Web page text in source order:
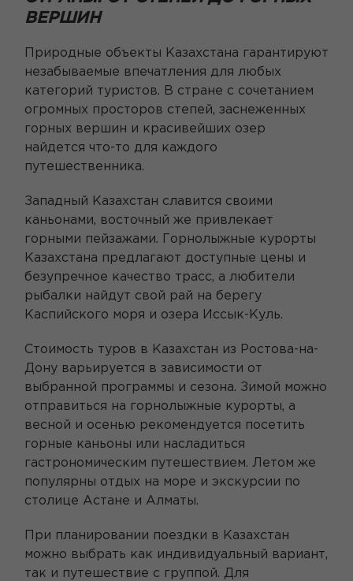
ВЕРШИН
Природные объекты Казахстана гарантируют
незабываемые впечатления для любых
категорий туристов. В стране с сочетанием
огромных просторов степей, заснеженных
горных вершин и красивейших озер
найдется что-то для каждого
путешественника.
Западный Казахстан славится своими
каньонами, восточный же привлекает
горными пейзажами. Горнолыжные курорты
Казахстана предлагают доступные цены и
безупречное качество трасс, а любители
рыбалки найдут свой рай на берегу
Каспийского моря и озера Иссык-Куль.
Стоимость туров в Казахстан из Ростова-на-
Дону варьируется в зависимости от
выбранной программы и сезона. Зимой можно
отправиться на горнолыжные курорты, а
весной и осенью рекомендуется посетить
горные каньоны или насладиться
гастрономическим путешествием. Летом же
популярны отдых на море и экскурсии по
столице Астане и Алматы.
При планировании поездки в Казахстан
можно выбрать как индивидуальный вариант,
так и путешествие с группой. Для